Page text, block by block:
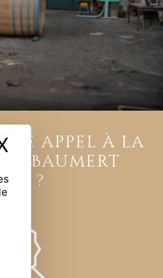
Masquer le
appel à la
Baumert
?